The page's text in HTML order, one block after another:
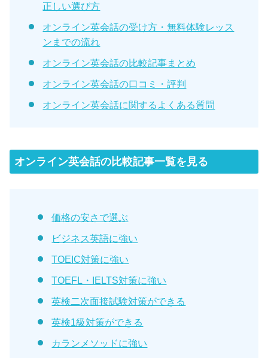
正しい選び方
オンライン英会話の受け方・無料体験レッス
ンまでの流れ
オンライン英会話の比較記事まとめ
オンライン英会話の口コミ・評判
オンライン英会話に関するよくある質問
オンライン英会話の比較記事一覧を見る
価格の安さで選ぶ
ビジネス英語に強い
TOEIC対策に強い
TOEFL・IELTS対策に強い
英検二次面接試験対策ができる
英検1級対策ができる
カランメソッドに強い